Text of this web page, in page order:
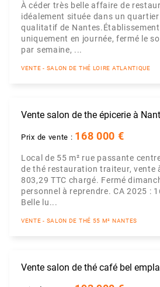
À céder très belle affaire de
idéalement située dans un
qualitatif de
uniquement en journée, fermé le
par semaine, ...
VENTE - SALON DE THÉ LOIRE ATLANTIQUE
Vente salon de the épicerie à
Prix de vente : 168 000 €
Local de 55 m² rue passante
de thé restauration traiteur, vente
803,29 TTC chargé. Fermé
personnel à reprendre. CA 2025 :
Belle lu...
VENTE - SALON DE THÉ 55 M² NANTES
Vente salon de thé café bel